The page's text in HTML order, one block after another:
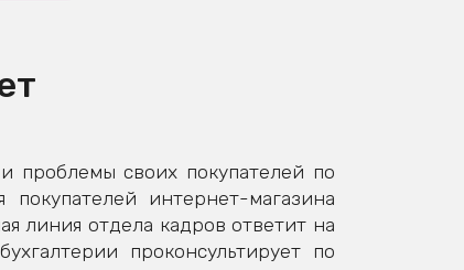
проблемы своих покупателей по
интернет-магазина
линия отдела кадров ответит на
проконсультирует по